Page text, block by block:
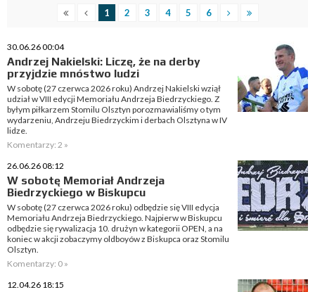
1 2 3 4 5 6
30.06.26 00:04
Andrzej Nakielski: Liczę, że na derby
przyjdzie mnóstwo ludzi
W sobotę (27 czerwca 2026 roku) Andrzej Nakielski wziął
udział w VIII edycji Memoriału Andrzeja Biedrzyckiego. Z
byłym piłkarzem Stomilu Olsztyn porozmawialiśmy o tym
wydarzeniu, Andrzeju Biedrzyckim i derbach Olsztyna w IV
lidze.
Komentarzy: 2 »
26.06.26 08:12
W sobotę Memoriał Andrzeja
Biedrzyckiego w Biskupcu
W sobotę (27 czerwca 2026 roku) odbędzie się VIII edycja
Memoriału Andrzeja Biedrzyckiego. Najpierw w Biskupcu
odbędzie się rywalizacja 10. drużyn w kategorii OPEN, a na
koniec w akcji zobaczymy oldboyów z Biskupca oraz Stomilu
Olsztyn.
Komentarzy: 0 »
12.04.26 18:15